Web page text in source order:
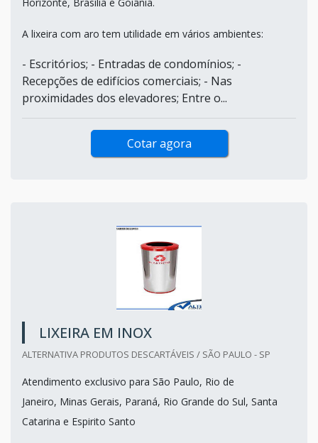
A lixeira com aro tem utilidade em vários ambientes:
- Escritórios; - Entradas de condomínios; -
Recepções de edifícios comerciais; - Nas
proximidades dos elevadores; Entre o...
Cotar agora
LIXEIRA EM INOX
ALTERNATIVA PRODUTOS DESCARTÁVEIS / SÃO PAULO - SP
Atendimento exclusivo para São Paulo, Rio de
Janeiro, Minas Gerais, Paraná, Rio Grande do Sul, Santa
Catarina e Espirito Santo